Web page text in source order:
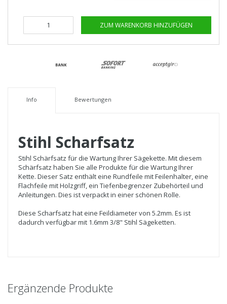
ZUM WARENKORB HINZUFÜGEN
Info Bewertungen
Stihl Scharfsatz
Stihl Schärfsatz für die Wartung Ihrer Sägekette. Mit diesem
Schärfsatz haben Sie alle Produkte für die Wartung Ihrer
Kette. Dieser Satz enthält eine Rundfeile mit Feilenhalter, eine
Flachfeile mit Holzgriff, ein Tiefenbegrenzer Zubehörteil und
Anleitungen. Dies ist verpackt in einer schönen Rolle.
Diese Scharfsatz hat eine Feildiameter von 5.2mm. Es ist
dadurch verfügbar mit 1.6mm 3/8" Stihl Sägeketten.
Ergänzende Produkte